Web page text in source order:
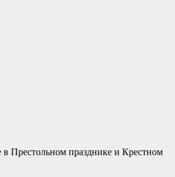
в Престольном празднике и Крестном